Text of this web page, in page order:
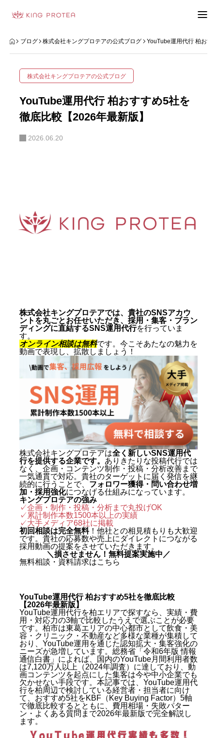
会社概要
利用規約
お問い合わせフォーム
ブログ 株式会社キングプロテアの公式ブログ YouTube運用代行 柏おす
株式会社キングプロテアの公式ブログ
YouTube運用代行 柏おすすめ5社を
徹底比較【2026年最新版】
2026.06.20
株式会社キングプロテアでは、貴社のSNSアカウ
ントを丸ごとお任せいただき、採用・集客・ブラン
ディングに直結するSNS運用代行を行っていま
す。
オンライン相談は無料です。今こそあたなの魅力を
動画で表現し、拡散しましょう！
株式会社キングプロテアは全く新しいSNS運用代
行を提供する企業です。 ありきたりな投稿代行では
なく、企画・コンテンツ制作・投稿・分析改善まで
一気通貫で対応。貴社のターゲットに届く発信を継
続的に行うことで、 フォロワー獲得・問い合わせ増
加・採用強化につなげる仕組みになっています。
キングプロテアの強み
✓企画・制作・投稿・分析まで丸投げOK
✓累計制作本数1500本以上の実績
✓大手メディア68社に掲載
初回相談は完全無料！他社との相見積もりも大歓迎
です。貴社の応募数や売上にダイレクトにつながる
採用動画の提案をさせていただきます。
＼損させません！無料提案実施中／
無料相談・資料請求はこちら
YouTube運用代行 柏おすすめ5社を徹底比較
【2026年最新版】
YouTube運用代行を柏エリアで探すなら、実績・費
用・対応力の3軸で比較したうえで選ぶことが必要
です。柏市は東葛エリアの中心都市として飲食・美
容・クリニック・不動産など多様な業種が集積して
おり、YouTube運用を通じた認知拡大・集客強化の
ニーズが急増しています。総務省「令和6年版 情報
通信白書」によれば、国内のYouTube月間利用者数
は7,120万人以上（2024年調査）に達しており、動
画コンテンツを起点にした集客は今や中小企業でも
欠かせない手段です。本記事では、YouTube運用代
行を柏周辺で検討している経営者・担当者に向け
て、おすすめ5社をKBF（Key Buying Factor）5軸
で徹底比較するとともに、費用相場・失敗パター
ン・よくある質問まで2026年最新版で完全解説し
ます。